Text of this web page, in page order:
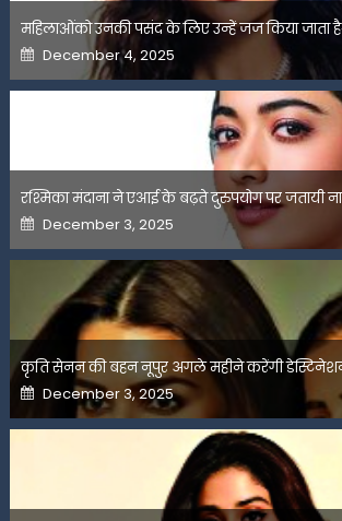
महिलाओंको उनकी पसंद के लिए उन्हें जज किया जाता
Posted
on
December 4, 2025
रश्मिका मंदाना ने एआई के बढ़ते दुरुपयोग पर जतायी
Posted
on
December 3, 2025
कृति सेनन की बहन नूपुर अगले महीने करेंगी
Posted
on
December 3, 2025